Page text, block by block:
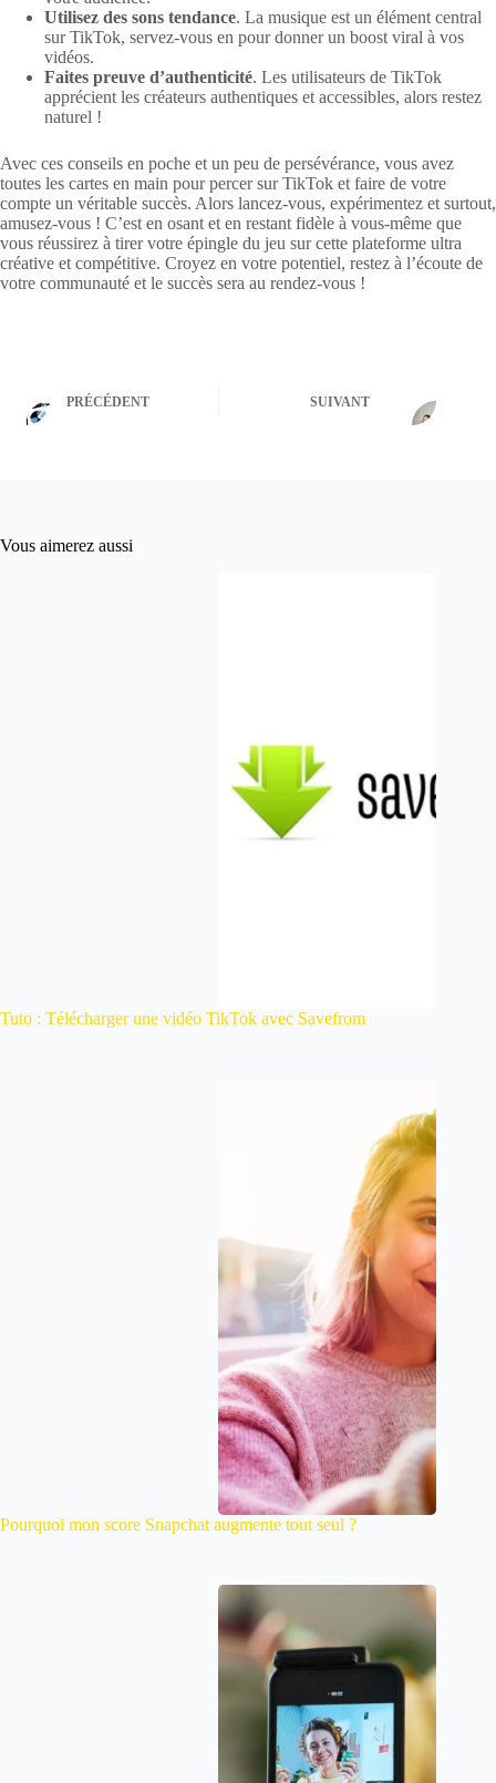
Utilisez des sons tendance. La musique est un élément central
sur TikTok, servez-vous en pour donner un boost viral à vos
vidéos.
Faites preuve d’authenticité. Les utilisateurs de TikTok
apprécient les créateurs authentiques et accessibles, alors restez
naturel !
Avec ces conseils en poche et un peu de persévérance, vous avez
toutes les cartes en main pour percer sur TikTok et faire de votre
compte un véritable succès. Alors lancez-vous, expérimentez et surtout,
amusez-vous ! C’est en osant et en restant fidèle à vous-même que
vous réussirez à tirer votre épingle du jeu sur cette plateforme ultra
créative et compétitive. Croyez en votre potentiel, restez à l’écoute de
votre communauté et le succès sera au rendez-vous !
PRÉCÉDENT SUIVANT
Vous aimerez aussi
Tuto : Télécharger une vidéo TikTok avec Savefrom
Pourquoi mon score Snapchat augmente tout seul ?